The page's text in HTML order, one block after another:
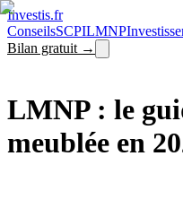
Investis.fr
ConseilsSCPILMNP
Bilan gratuit →
LMNP : le
meublée en